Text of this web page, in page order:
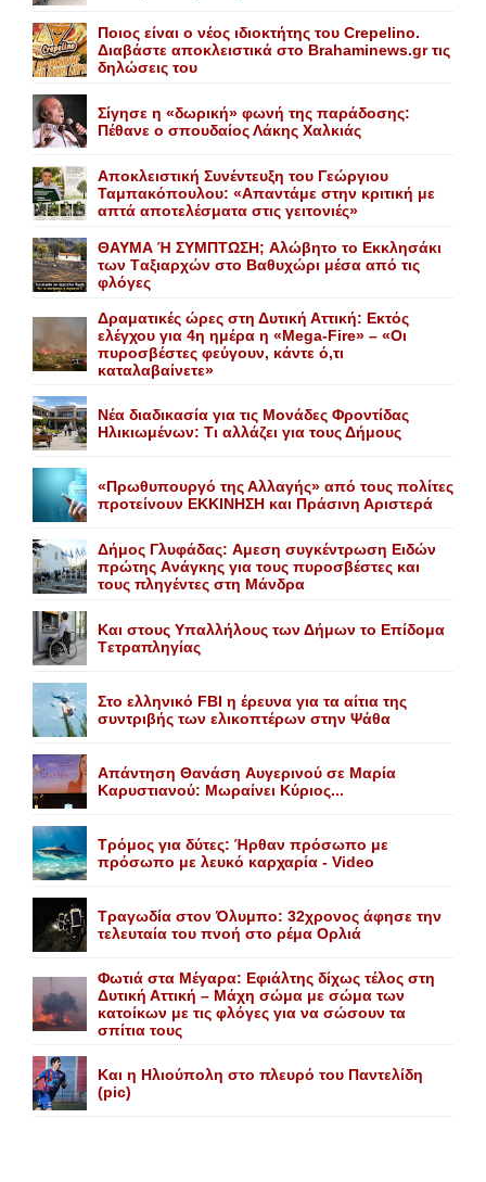
Ποιος είναι ο νέος ιδιοκτήτης του Crepelino.
Διαβάστε αποκλειστικά στο Brahaminews.gr τις
δηλώσεις του
Σίγησε η «δωρική» φωνή της παράδοσης:
Πέθανε o σπουδαίος Λάκης Xαλκιάς
Αποκλειστική Συνέντευξη του Γεώργιου
Ταμπακόπουλου: «Απαντάμε στην κριτική με
απτά αποτελέσματα στις γειτονιές»
ΘΑΥΜΑ Ή ΣΥΜΠΤΩΣΗ; Aλώβητο το Eκκλησάκι
των Tαξιαρχών στο Bαθυχώρι μέσα από τις
φλόγες
Δραματικές ώρες στη Δυτική Αττική: Εκτός
ελέγχου για 4η ημέρα η «Mega-Fire» – «Οι
πυροσβέστες φεύγουν, κάντε ό,τι
καταλαβαίνετε»
Nέα διαδικασία για τις Mονάδες Φροντίδας
Hλικιωμένων: Tι αλλάζει για τους Δήμους
«Πρωθυπουργό της Αλλαγής» από τους πολίτες
προτείνουν EKKINHΣΗ και Πράσινη Αριστερά
Δήμος Γλυφάδας: Aμεση συγκέντρωση Eιδών
πρώτης Aνάγκης για τους πυροσβέστες και
τους πληγέντες στη Mάνδρα
Kαι στους Yπαλλήλους των Δήμων το Eπίδομα
Tετραπληγίας
Στο ελληνικό FBI η έρευνα για τα αίτια της
συντριβής των ελικοπτέρων στην Ψάθα
Aπάντηση Θανάση Aυγερινού σε Mαρία
Kαρυστιανού: Mωραίνει Kύριος...
Τρόμος για δύτες: Ήρθαν πρόσωπο με
πρόσωπο με λευκό καρχαρία - Video
Τραγωδία στον Όλυμπο: 32χρονος άφησε την
τελευταία του πνοή στο ρέμα Ορλιά
Φωτιά στα Μέγαρα: Εφιάλτης δίχως τέλος στη
Δυτική Αττική – Μάχη σώμα με σώμα των
κατοίκων με τις φλόγες για να σώσουν τα
σπίτια τους
Και η Ηλιούπολη στο πλευρό του Παντελίδη
(pic)